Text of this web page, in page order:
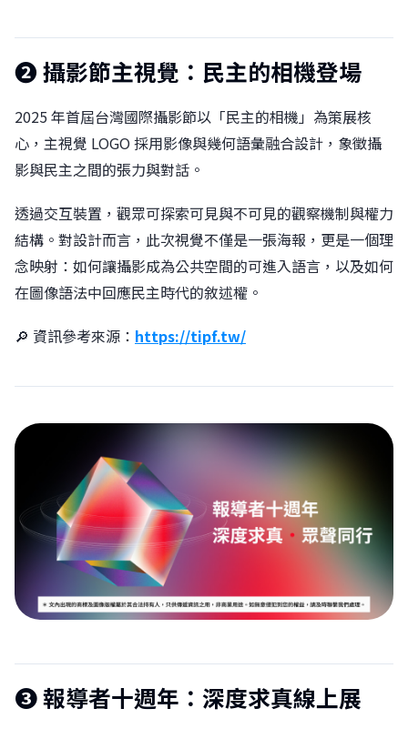
❷攝影節主視覺：民主的相機登場
2025 年首屆台灣國際攝影節以「民主的相機」為策展核
心，主視覺 LOGO 採用影像與幾何語彙融合設計，象徵攝
影與民主之間的張力與對話。
透過交互裝置，觀眾可探索可見與不可見的觀察機制與權力
結構。對設計而言，此次視覺不僅是一張海報，更是一個理
念映射：如何讓攝影成為公共空間的可進入語言，以及如何
在圖像語法中回應民主時代的敘述權。
🔎 資訊參考來源： https://tipf.tw/
❸報導者十週年：深度求真線上展